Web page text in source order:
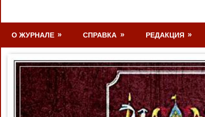
О ЖУРНАЛЕ СПРАВКА РЕДАКЦИЯ